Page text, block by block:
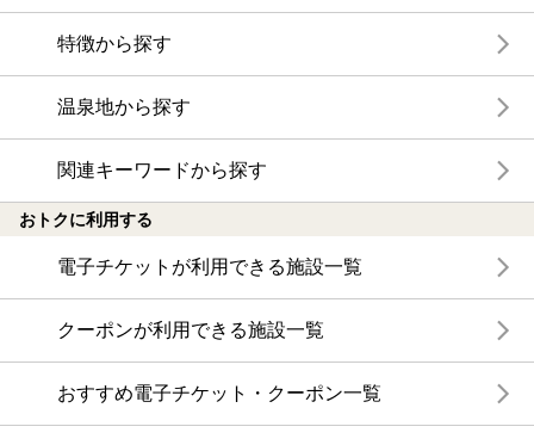
特徴から探す
温泉地から探す
関連キーワードから探す
おトクに利用する
電子チケットが利用できる施設一覧
クーポンが利用できる施設一覧
おすすめ電子チケット・クーポン一覧